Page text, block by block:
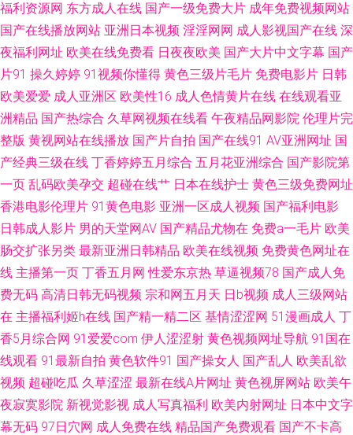
天堂男人 精品视频 91成人小视频 欧美性爱页一区 久久九九热黄色网址
91pron视频w 国产十区在线观看 91黑丝网站 国产区精品 在线99视频 成人网
无码av 日韩欧美综合导航 国产久久精品人妻 1024自拍视频在线 91啦福利视
频 激情图片97 亚洲日韩欧美自慰在线 福利色第一导航 熟女精品专区一区 福
利精品在线 91超碰成人 精品粉嫩久久懂色 夜夜成人导航福利 波多野结衣91
大神 日韩超碰在线 91碰在线视频 欧美A片色图 91黑料在线观看 青草视频区
TS专区入口 久久草婷婷网站 91老司机精品 欧美日韩网站 91九色巨乳 老司
机免费福利院18 91夫妻看篇 国产精品久久66 91免费视频资源站 青青草麻
豆九色视频 91国视频 国产成人精品1024 五月先锋影视 不卡午夜福利视频
午夜福利影院无码 wwwsss黄色视频 日韩欧美在线不卡一区 91五月天传媒
美女福利一区 91豆花网站 国产综合第二区 亚洲精品一区瑟瑟后入 久久亚洲
福利资源网 东方成人在线 国产一级免费大片 成年免费视频网站
国产在线播放网站 亚洲日本视频 淫淫网网 成人影视国产在线 深
夜福利网址 欧美在线免费看 日夜夜欧美 国产大片中文字幕 国产
片91 操久婷婷 91视频你懂得 黄色三级片毛片 免费电影片 日韩
欧美爱爱 成人亚洲区 欧美性16 成人色情黄片在线 在线观看亚
洲精品 国产热综合 久草网视频在线看 午夜精品网影院 伦理片完
整版 黄视网站在线播放 国产片自拍 国产在线91 AV亚洲网址 国
产经典三级在线 丁香婷婷五月综合 五月花亚洲综合 国产影院第
一页 乱码欧美孕交 超碰在线艹 日本在线护士 黄色三级免费网址
香港电影伦理片 91黄色电影 亚洲一区成人视频 国产福利电影
日韩成人影片 男的天堂网AV 国产精品尤物在 免费a一毛片 欧美
肠交扩张另类 最新亚洲日韩精品 欧美在线视频 免费黄色网址在
线 主播第一页 丁香五月网 性爱东京热 草逼视频78 国产成人免
费无码 高清日韩无码视频 宗和网五月天 日b视频 成人三级网站
在 主播福利姬h在线 国产精一精二区 基情涩涩网 51漫画成人 丁
香5月综合网 91爱爱com 伊人涩涩射 黄色视频网址导航 91国在
线观看 91最新自拍 黄色软件91 国产操女人 国产乱人 欧美乱欲
视频 超碰吃瓜 久草涩涩 最新在线A片网址 黄色视屏网站 欧美午
夜寂寞影院 新视觉影视 成人写真福利 欧美内射网址 日本中文字
幕无码 97日穴网 成人免费在线 精品国产免费观看 国产不卡高